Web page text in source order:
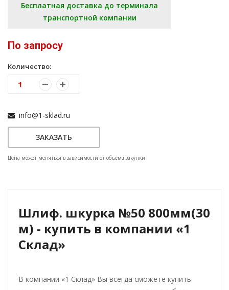
Бесплатная доставка до терминала
транспортной компании
По запросу
Количество:
info@1-sklad.ru
ЗАКАЗАТЬ
Цена может меняться в зависимости от объема закупки
Шлиф. шкурка №50 800мм(30
м) - купить в компании «1
Склад»
В компании «1 Склад» Вы всегда сможете купить